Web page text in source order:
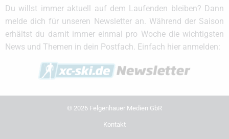
Du willst immer aktuell auf dem Laufenden bleiben? Dann
melde dich für unseren Newsletter an. Während der Saison
erhältst du damit immer einmal pro Woche die wichtigsten
News und Themen in dein Postfach. Einfach hier anmelden:
© 2026 Felgenhauer Medien GbR
Kontakt